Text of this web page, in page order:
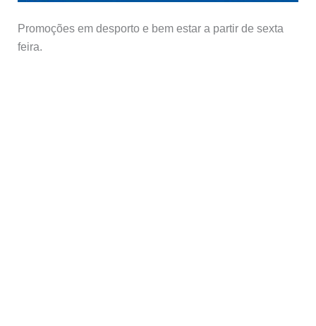
Promoções em desporto e bem estar a partir de sexta
feira.